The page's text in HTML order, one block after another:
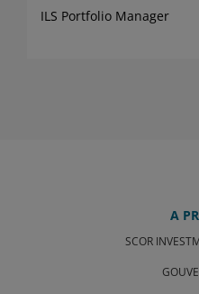
ILS Portfolio Manager
A
SCOR